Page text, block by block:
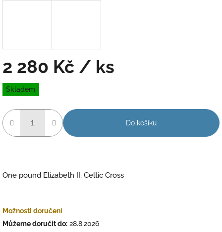
2 280 Kč / ks
Měrná
cena:
Skladem
Do košíku
One pound Elizabeth II, Celtic Cross
Možnosti doručení
Můžeme doručit do: 28.8.2026